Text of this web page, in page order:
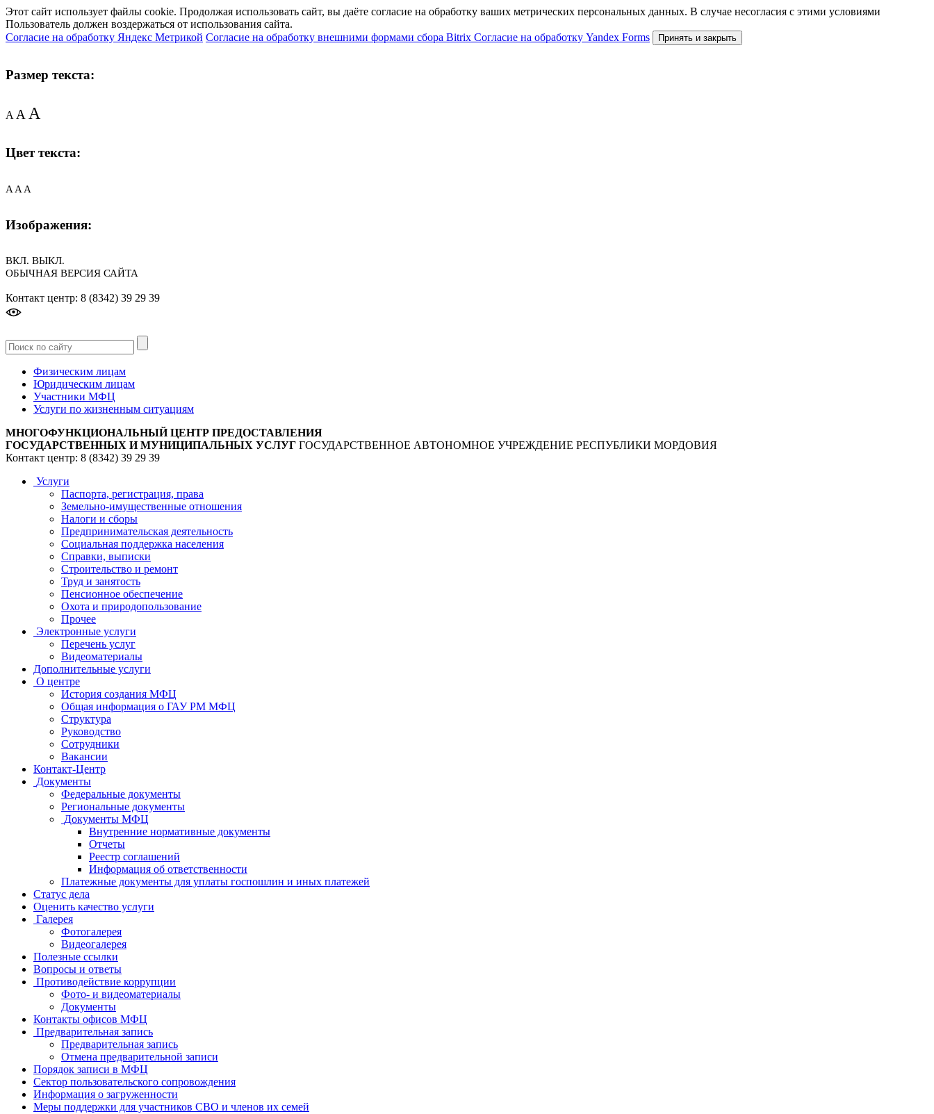
Этот сайт использует файлы cookie. Продолжая использовать сайт, вы даёте согласие на обработку ваших метрических персональных данных. В случае несогласия с этими условиями
Пользователь должен воздержаться от использования сайта.
Согласие на обработку Яндекс Метрикой Согласие на обработку внешними формами сбора Bitrix Согласие на обработку Yandex Forms Принять и закрыть
Размер текста:
AAA
Цвет текста:
A A A
Изображения:
ВКЛ. ВЫКЛ.
ОБЫЧНАЯ ВЕРСИЯ САЙТА
Контакт центр: 8 (8342) 39 29 39
Физическим лицам
Юридическим лицам
Участники МФЦ
Услуги по жизненным ситуациям
МНОГОФУНКЦИОНАЛЬНЫЙ ЦЕНТР ПРЕДОСТАВЛЕНИЯ
ГОСУДАРСТВЕННЫХ И МУНИЦИПАЛЬНЫХ УСЛУГ ГОСУДАРСТВЕННОЕ АВТОНОМНОЕ УЧРЕЖДЕНИЕ РЕСПУБЛИКИ МОРДОВИЯ
Контакт центр: 8 (8342) 39 29 39
Услуги
Паспорта, регистрация, права
Земельно-имущественные отношения
Налоги и сборы
Предпринимательская деятельность
Социальная поддержка населения
Справки, выписки
Строительство и ремонт
Труд и занятость
Пенсионное обеспечение
Охота и природопользование
Прочее
Электронные услуги
Перечень услуг
Видеоматериалы
Дополнительные услуги
О центре
История создания МФЦ
Общая информация о ГАУ РМ МФЦ
Структура
Руководство
Сотрудники
Вакансии
Контакт-Центр
Документы
Федеральные документы
Региональные документы
Документы МФЦ
Внутренние нормативные документы
Отчеты
Реестр соглашений
Информация об ответственности
Платежные документы для уплаты госпошлин и иных платежей
Статус дела
Оценить качество услуги
Галерея
Фотогалерея
Видеогалерея
Полезные ссылки
Вопросы и ответы
Противодействие коррупции
Фото- и видеоматериалы
Документы
Контакты офисов МФЦ
Предварительная запись
Предварительная запись
Отмена предварительной записи
Порядок записи в МФЦ
Сектор пользовательского сопровождения
Информация о загруженности
Меры поддержки для участников СВО и членов их семей